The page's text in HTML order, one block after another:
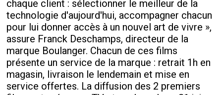
chaque client : sélectionner le meilleur de la
technologie d'aujourd'hui, accompagner chacun
pour lui donner accès à un nouvel art de vivre »,
assure Franck Deschamps, directeur de la
marque Boulanger. Chacun de ces films
présente un service de la marque : retrait 1h en
magasin, livraison le lendemain et mise en
service offertes. La diffusion des 2 premiers